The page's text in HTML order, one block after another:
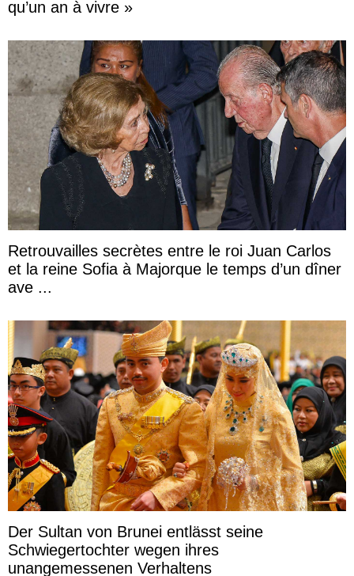
qu’un an à vivre »
Retrouvailles secrètes entre le roi Juan Carlos
et la reine Sofia à Majorque le temps d’un dîner
ave ...
Der Sultan von Brunei entlässt seine
Schwiegertochter wegen ihres
unangemessenen Verhaltens